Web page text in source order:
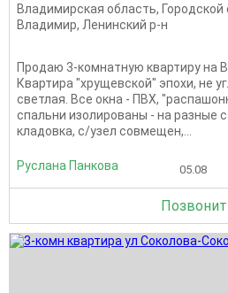
Владимирская область,
Владимир, Ленинский р-н
Продаю 3-комнатную квартиру на
Квартира "хрущевской" эпохи, не
светлая. Все окна - ПВХ,
спальни изолированы - на разные
кладовка, с/узел совмещен,...
Руслана Панкова 05.08